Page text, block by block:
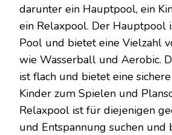
darunter ein Hauptpool, ein
ein Relaxpool. Der Hauptpool
Pool und bietet eine Vielzahl
wie Wasserball und Aerobic.
ist flach und bietet eine
Kinder zum Spielen und
Relaxpool ist für diejenigen
und Entspannung suchen und